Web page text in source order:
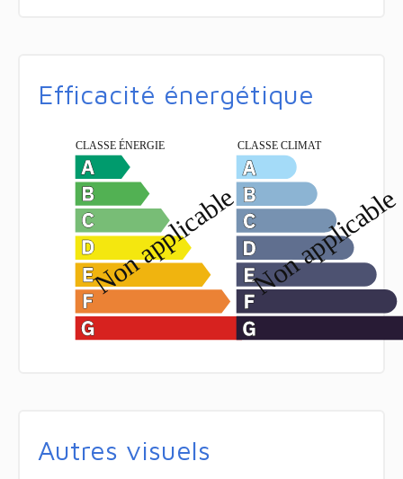
Efficacité énergétique
Autres visuels